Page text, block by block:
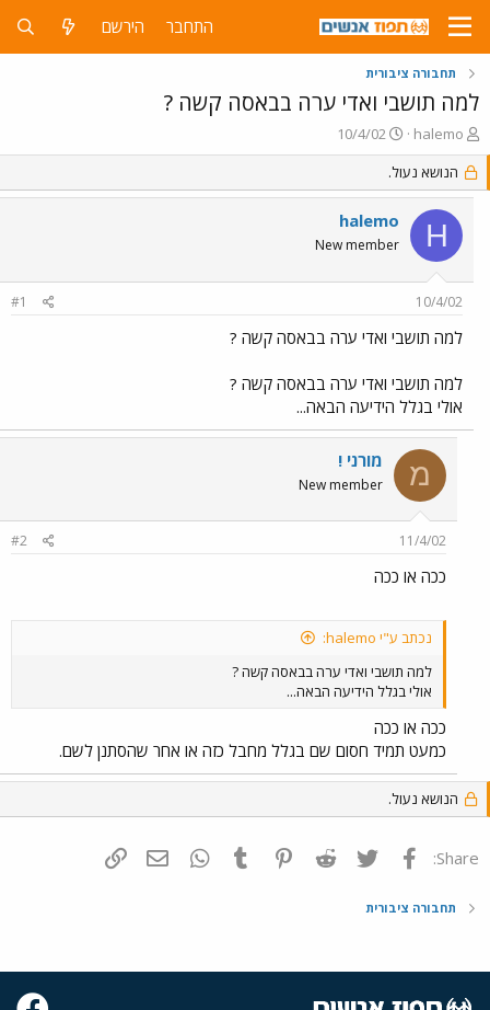
התחבר הירשם
תחבורה ציבורית
למה תושבי ואדי ערה בבאסה קשה ?
פ
ו
ת
ח
נ
halemo
פ
ו
ס
ב
ת
ך
10/4/02
הנושא נעול.
H
halemo
New member
10/4/02
#1
למה תושבי ואדי ערה בבאסה קשה ?
למה תושבי ואדי ערה בבאסה קשה ?
אולי בגלל הידיעה הבאה...
מ מורני !
New member
11/4/02
#2
ככה או ככה
נכתב ע"י halemo:
למה תושבי ואדי ערה בבאסה קשה ?
אולי בגלל הידיעה הבאה...
ככה או ככה
כמעט תמיד חסום שם בגלל מחבל כזה או אחר שהסתנן לשם.
הנושא נעול.
Share: פייסבוק Twitter
Reddit
Pinterest
Tumblr
WhatsAppדואר אלקטרוני
תחבורה ציבורית